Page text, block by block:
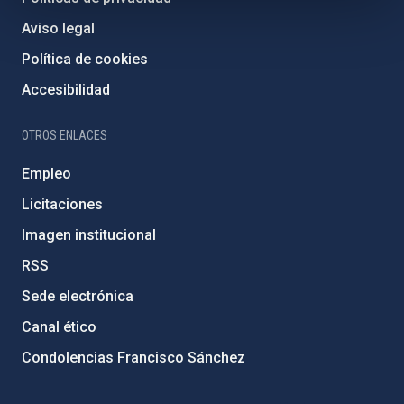
Aviso legal
Política de cookies
Accesibilidad
OTROS ENLACES
Empleo
Licitaciones
Imagen institucional
RSS
Sede electrónica
Canal ético
Condolencias Francisco Sánchez